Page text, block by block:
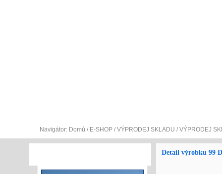
Navigátor: Domů / E-SHOP / VÝPRODEJ SKLADU / VÝPRODEJ
Detail výrobku 99